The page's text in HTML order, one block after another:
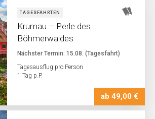
TAGESFAHRTEN
Krumau – Perle des
Böhmerwaldes
Nächster Termin: 15.08. (Tagesfahrt)
Tagesausflug pro Person
1 Tag p.P.
ab 49,00 €